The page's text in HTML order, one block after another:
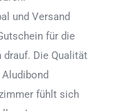
und Versand
für die
drauf. Die Qualität
fühlt sich